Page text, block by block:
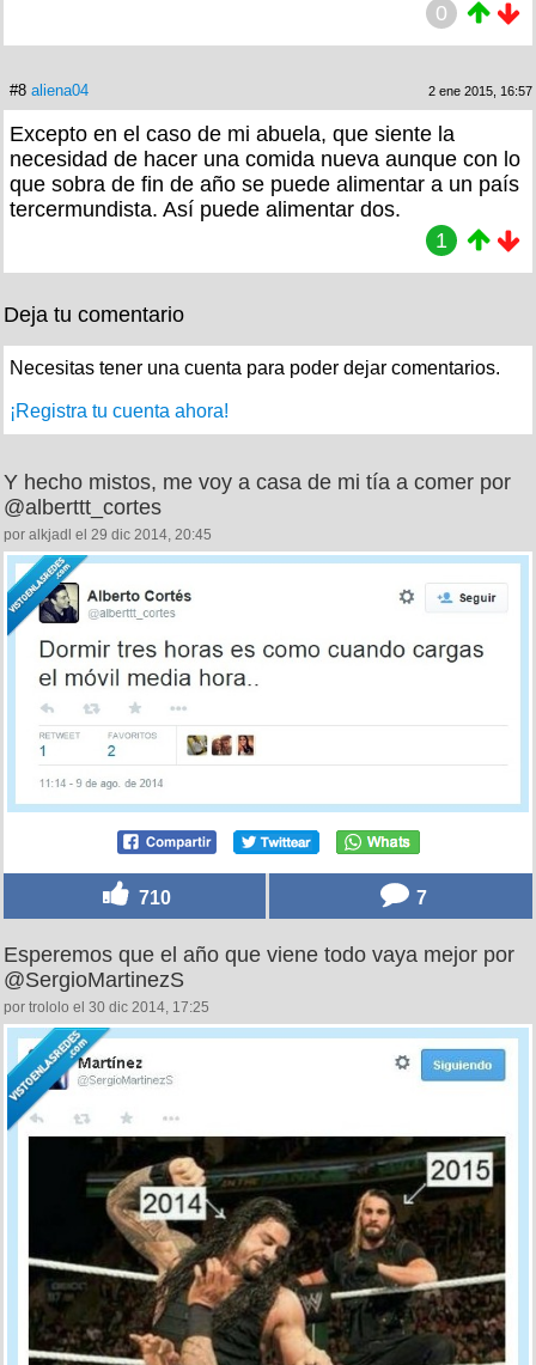
0
#8 aliena04 2 ene 2015, 16:57
Excepto en el caso de mi abuela, que siente la
necesidad de hacer una comida nueva aunque con lo
que sobra de fin de año se puede alimentar a un país
tercermundista. Así puede alimentar dos.
1
Deja tu comentario
Necesitas tener una cuenta para poder dejar comentarios.
¡Registra tu cuenta ahora!
Y hecho mistos, me voy a casa de mi tía a comer por
@alberttt_cortes
por alkjadl el 29 dic 2014, 20:45
710 7
Esperemos que el año que viene todo vaya mejor por
@SergioMartinezS
por trololo el 30 dic 2014, 17:25